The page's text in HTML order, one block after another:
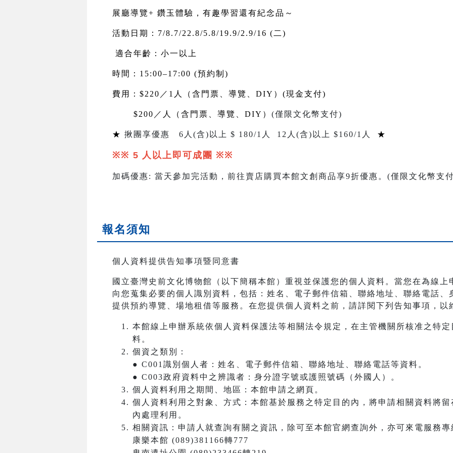
展廳導覽+ 鑽玉體驗，有趣學習還有紀念品～
活動日期：7/8.7/22.8/5.8/19.9/2.9/16 (二)
適合年齡：小一以上
時間：15:00–17:00 (預約制)
費用：$220／1人（含門票、導覽、DIY）(現金支付)
$200 ／人（含門票、導覽、DIY） (僅限文化幣支付)
★ 揪團享優惠 6 人 (含) 以上 $ 180/1 人 12 人 (含) 以上 $160/1人 ★
※※ 5 人以上即可成團 ※※
加碼優惠: 當天參加完活動，前往賣店購買本館文創商品享9折優惠。 (僅限文化幣支
報名須知
個人資料提供告知事項暨同意書
國立臺灣史前文化博物館（以下簡稱本館）重視並保護您的個人資料。當您在為線
向您蒐集必要的個人識別資料，包括：姓名、電子郵件信箱、聯絡地址、聯絡電話
提供預約導覽、場地租借等服務。在您提供個人資料之前，請詳閱下列告知事項，以
本館線上申辦系統依個人資料保護法等相關法令規定，在主管機關所核准之特
料。
個資之類別：
● C001識別個人者：姓名、電子郵件信箱、聯絡地址、聯絡電話等資料。
● C003政府資料中之辨識者：身分證字號或護照號碼（外國人）。
個人資料利用之期間、地區：本館申請之網頁。
個人資料利用之對象、方式：本館基於服務之特定目的內，將申請相關資料將
內處理利用。
相關資訊：申請人就查詢有關之資訊，除可至本館官網查詢外，亦可來電服務專
康樂本館 (089)381166轉777